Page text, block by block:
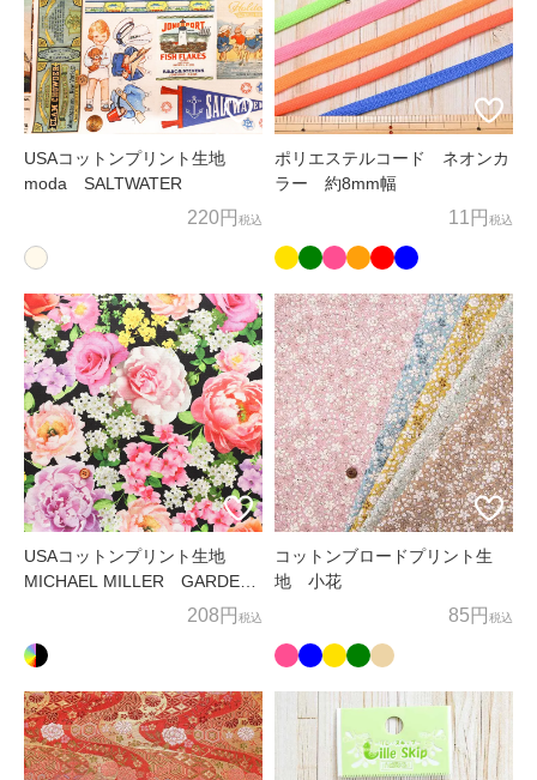
お客様相談窓口
〒600-8004
京都府京都市下京区四条通麩屋町東入奈良物町362 株式会社ノム
ラテーラー
担当：オンラインショップ係
オンラインショップ直通TEL/FAX：075-257-7781
USAコットンプリント生地
moda SALTWATER
220円 税込
ポリエステルコード ネオンカ
ラー 約8mm幅
11円 税込
USAコットンプリント生地
MICHAEL MILLER GARDEN
208円 税込
コットンブロードプリント生
地 小花
85円 税込